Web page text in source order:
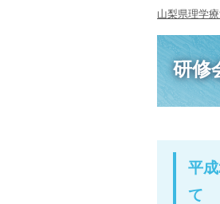
山梨県理学
研修
平
て